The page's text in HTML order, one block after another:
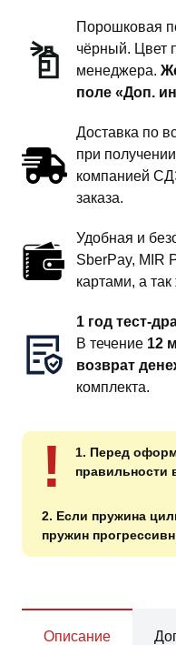
Порошковая
чёрный. Цвет
менеджера.
поле «Доп.
Доставка по
при
компанией
заказа.
Удобная и
SberPay, MIR
картами, а
1 год тест-
В течение 12
возврат
комплекта.
!
1. Перед
правильности
2. Если пружина
пружин
Описание